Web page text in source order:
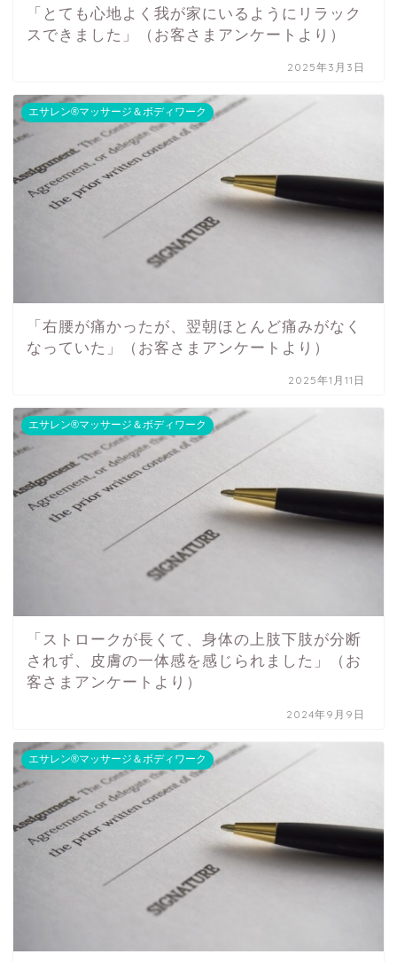
「とても心地よく我が家にいるようにリラック
スできました」（お客さまアンケートより）
2025年3月3日
エサレン®マッサージ＆ボディワーク
「右腰が痛かったが、翌朝ほとんど痛みがなく
なっていた」（お客さまアンケートより）
2025年1月11日
エサレン®マッサージ＆ボディワーク
「ストロークが長くて、身体の上肢下肢が分断
されず、皮膚の一体感を感じられました」（お
客さまアンケートより）
2024年9月9日
エサレン®マッサージ＆ボディワーク